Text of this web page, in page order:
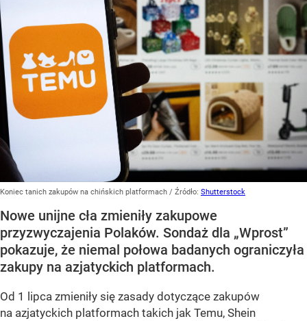
Koniec tanich zakupów na chińskich platformach / Źródło: Shutterstock
Nowe unijne cła zmieniły zakupowe
przyzwyczajenia Polaków. Sondaż dla „Wprost”
pokazuje, że niemal połowa badanych ograniczyła
zakupy na azjatyckich platformach.
Od 1 lipca zmieniły się zasady dotyczące zakupów
na azjatyckich platformach takich jak Temu, Shein